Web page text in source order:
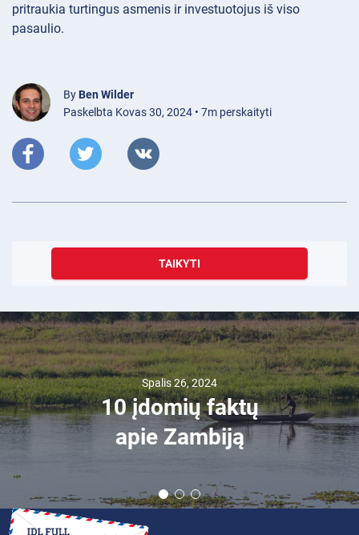
pritraukia turtingus asmenis ir investuotojus iš viso
pasaulio.
By Ben Wilder
Paskelbta Kovas 30, 2024 • 7m perskaityti
TAIKYTI
Spalis 26, 2024
10 įdomių faktų
apie Zambiją